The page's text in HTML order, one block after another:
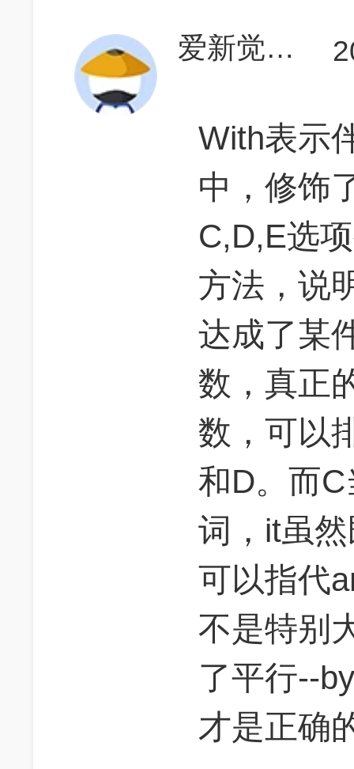
爱新觉罗胤臻
With表示
中，修饰
C,D,E选
方法，说
达成了某
数，真正
数，可以
和D。而
词，it虽
可以指代
不是特别
了平行--
才是正确